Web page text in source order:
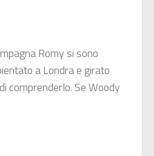
Romy si sono
a Londra e girato
comprenderlo. Se Woody